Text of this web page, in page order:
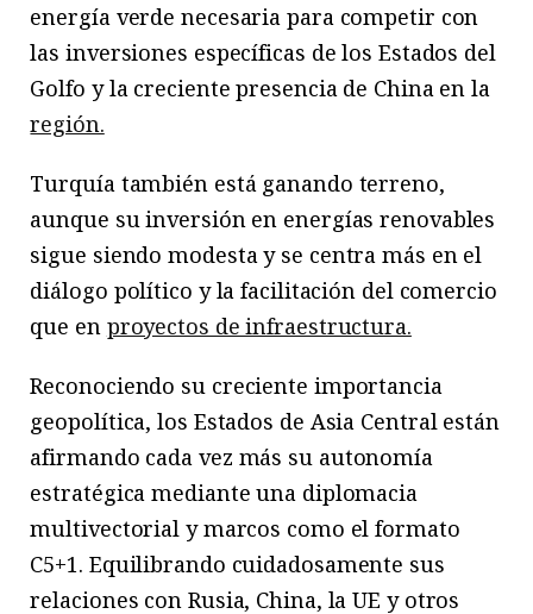
energía verde necesaria para competir con
las inversiones específicas de los Estados del
Golfo y la creciente presencia de China en la
región.
Turquía también está ganando terreno,
aunque su inversión en energías renovables
sigue siendo modesta y se centra más en el
diálogo político y la facilitación del comercio
que en proyectos de infraestructura.
Reconociendo su creciente importancia
geopolítica, los Estados de Asia Central están
afirmando cada vez más su autonomía
estratégica mediante una diplomacia
multivectorial y marcos como el formato
C5+1. Equilibrando cuidadosamente sus
relaciones con Rusia, China, la UE y otros